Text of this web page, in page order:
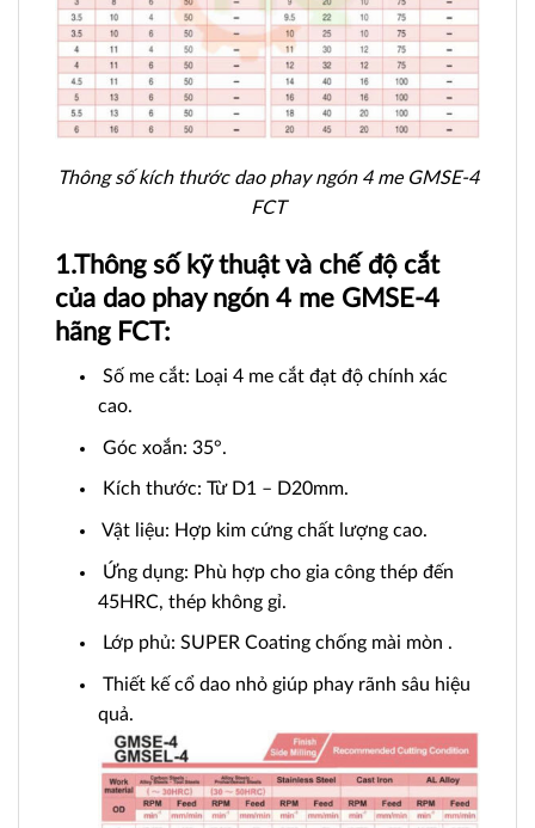
Thông số kích thước dao phay ngón 4 me GMSE-4
FCT
1.Thông số kỹ thuật và chế độ cắt
của dao phay ngón 4 me GMSE-4
hãng FCT:
Số me cắt: Loại 4 me cắt đạt độ chính xác
cao.
Góc xoắn: 35°.
Kích thước: Từ D1 – D20mm.
Vật liệu: Hợp kim cứng chất lượng cao.
Ứng dụng: Phù hợp cho gia công thép đến
45HRC, thép không gỉ.
Lớp phủ: SUPER Coating chống mài mòn .
Thiết kế cổ dao nhỏ giúp phay rãnh sâu hiệu
quả.